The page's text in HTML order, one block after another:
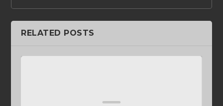
RELATED POSTS